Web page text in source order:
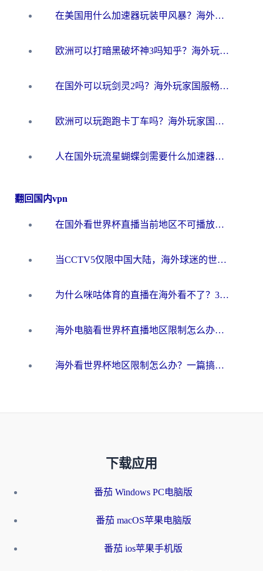
在美国用什么加速器玩装甲风暴？海外玩家亲测有效的国服游戏加速指南
欧洲可以打暗黑破坏神3吗知乎？海外玩家国服游戏加速终极指南
在国外可以玩剑灵2吗？海外玩家国服畅玩终极指南（附永恒之塔明日方舟加速方案）
欧洲可以玩跑跑卡丁车吗？海外玩家国服游戏畅玩终极指南（附QQ炫舞剑网3解决方案）
人在国外玩流星蝴蝶剑需要什么加速器？老玩家亲测的终极解决方案
翻回国内vpn
在国外看世界杯直播当前地区不可播放？海外党必看的回国加速全攻略
当CCTV5仅限中国大陆，海外球迷的世界杯狂欢如何继续？
为什么咪咕体育的直播在海外看不了？3步解决海外看世界杯+抖音地区限制难题
海外电脑看世界杯直播地区限制怎么办？你需要一个聪明的加速器
海外看世界杯地区限制怎么办？一篇搞定咪咕视频播放+国内资源无缝访问指南
下载应用
番茄 Windows PC电脑版
番茄 macOS苹果电脑版
番茄 ios苹果手机版